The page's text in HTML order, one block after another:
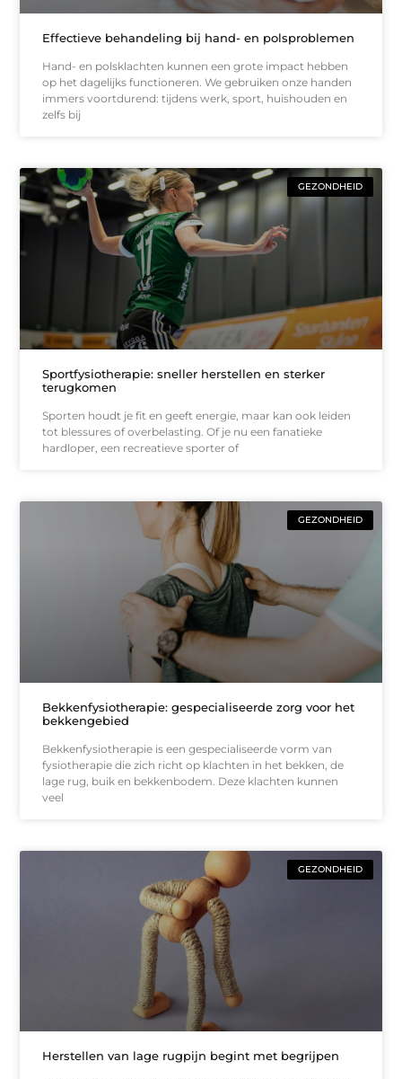
Effectieve behandeling bij hand- en polsproblemen
Hand- en polsklachten kunnen een grote impact hebben
op het dagelijks functioneren. We gebruiken onze handen
immers voortdurend: tijdens werk, sport, huishouden en
zelfs bij
GEZONDHEID
Sportfysiotherapie: sneller herstellen en sterker
terugkomen
Sporten houdt je fit en geeft energie, maar kan ook leiden
tot blessures of overbelasting. Of je nu een fanatieke
hardloper, een recreatieve sporter of
GEZONDHEID
Bekkenfysiotherapie: gespecialiseerde zorg voor het
bekkengebied
Bekkenfysiotherapie is een gespecialiseerde vorm van
fysiotherapie die zich richt op klachten in het bekken, de
lage rug, buik en bekkenbodem. Deze klachten kunnen
veel
GEZONDHEID
Herstellen van lage rugpijn begint met begrijpen